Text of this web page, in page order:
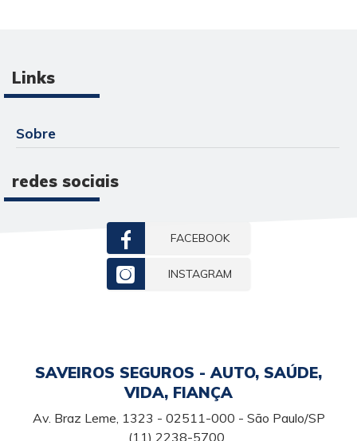
Links
Sobre
redes sociais
FACEBOOK
INSTAGRAM
SAVEIROS SEGUROS - AUTO, SAÚDE,
VIDA, FIANÇA
Av. Braz Leme, 1323 - 02511-000 - São Paulo/SP
(11) 2238-5700